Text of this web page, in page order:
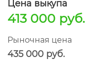
Цена выкупа
413 000 руб.
Рыночная цена
435 000 руб.